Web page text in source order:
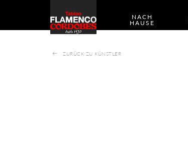
NACH
HAUSE
ZURÜCK ZU KÜNSTLER